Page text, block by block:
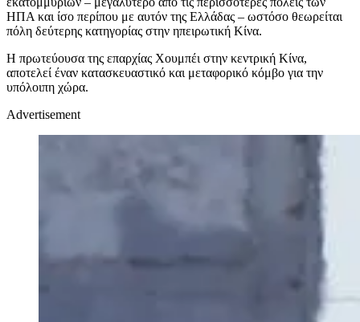
ΗΠΑ και ίσο περίπου με αυτόν της Ελλάδας – ωστόσο θεωρείται
πόλη δεύτερης κατηγορίας στην ηπειρωτική Κίνα.
Η πρωτεύουσα της επαρχίας Χουμπέι στην κεντρική Κίνα,
αποτελεί έναν κατασκευαστικό και μεταφορικό κόμβο για την
υπόλοιπη χώρα.
Advertisement